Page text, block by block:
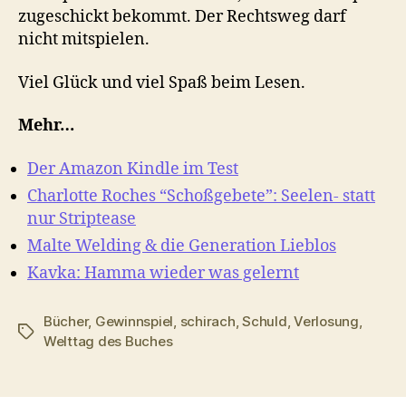
zugeschickt bekommt. Der Rechtsweg darf
nicht mitspielen.
Viel Glück und viel Spaß beim Lesen.
Mehr…
Der Amazon Kindle im Test
Charlotte Roches “Schoßgebete”: Seelen- statt
nur Striptease
Malte Welding & die Generation Lieblos
Kavka: Hamma wieder was gelernt
Schlagwörter
Bücher, Gewinnspiel, schirach,Schuld,Verlosung,
Welttag des Buches